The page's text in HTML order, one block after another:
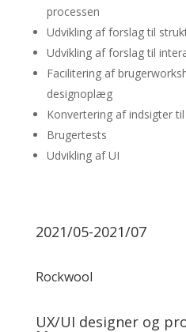
processen
Udvikling af forslag til
Udvikling af forslag til
Facilitering af
designoplæg
Konvertering af indsigter
Brugertests
Udvikling af UI
2021/05-2021/07
Rockwool
UX/UI designer og